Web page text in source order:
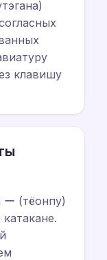
клавишу
ー (тёонпу)